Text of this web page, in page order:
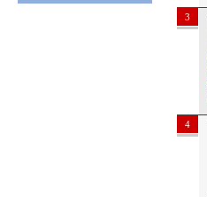
3
4